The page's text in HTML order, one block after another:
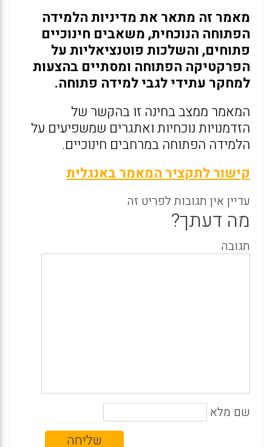
מאמר זה מתאר את מדיניות הלמידה
הפתוחה הנוכחית, משאבים חינוכיים
פתוחים, והשלכות פוטנציאליות על
הפרקטיקה הפתוחה ומסתיים בהצעות
למחקר עתידי לגבי למידה פתוחה.
המאמר ממצב בחינה זו בהקשר של
הזדמנויות נוכחיות ואתגרים שמשפיעים על
הלמידה הפתוחה במרחבים חינוכיים.
קישור לתקציר המאמר באנגלית
עדיין אין תגובות לפריט זה
מה דעתך?
תגובה
שם מלא